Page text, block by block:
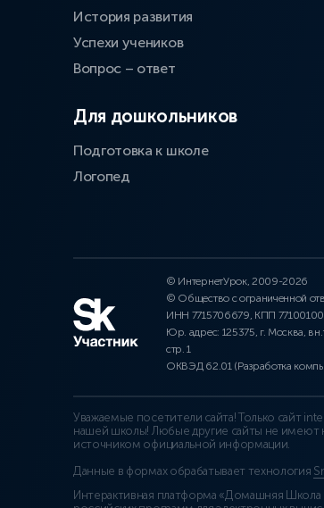
История развития
Успехи учеников
Вопрос – ответ
Для дошкольников
Подготовка к школе
Логопед
© ИнтернетУрок, 2009-2026
© Общество с ограниченной
ИНН 7715706679, КПП
Юр. адрес: 125375, г. Москва,
стр. 1
ОКВЭД 62.01 (Разработка
Уважаемые посетители сайта! Только сайт
нашей школы! Любые другие сайты не имеют
источником официальной информации.
Данные в формах обрабатывает технология
Интерактивная платформа «Домашняя Школа